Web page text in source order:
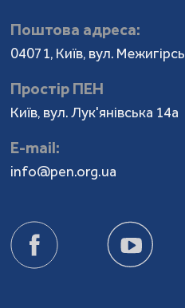
Поштова адреса:
04071, Київ, вул.
Простір ПЕН
Київ, вул. Лук'янівська 14а
Е-mail:
info@pen.org.ua